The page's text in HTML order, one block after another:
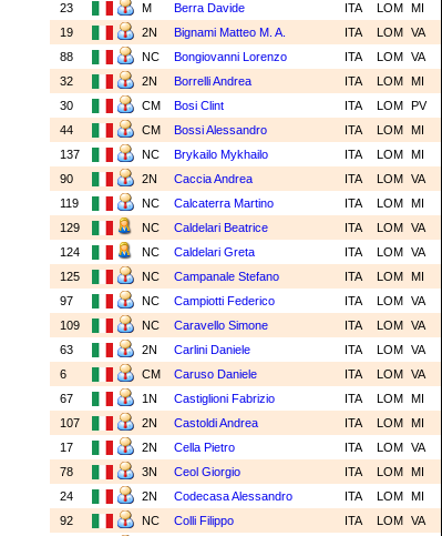
23
M Berra Davide ITA LOM MI
19
2N Bignami Matteo M. A. ITA LOM VA
88
NC Bongiovanni Lorenzo ITA LOM VA
32
2N Borrelli Andrea ITA LOM MI
30
CM Bosi Clint ITA LOM PV
44
CM Bossi Alessandro ITA LOM MI
137
NC Brykailo Mykhailo ITA LOM MI
90
2N Caccia Andrea ITA LOM VA
119
NC Calcaterra Martino ITA LOM MI
129
NC Caldelari Beatrice ITA LOM VA
124
NC Caldelari Greta ITA LOM VA
125
NC Campanale Stefano ITA LOM MI
97
NC Campiotti Federico ITA LOM VA
109
NC Caravello Simone ITA LOM VA
63
2N Carlini Daniele ITA LOM VA
6
CM Caruso Daniele ITA LOM VA
67
1N Castiglioni Fabrizio ITA LOM MI
107
2N Castoldi Andrea ITA LOM MI
17
2N Cella Pietro ITA LOM VA
78
3N Ceol Giorgio ITA LOM MI
24
2N Codecasa Alessandro ITA LOM MI
92
NC Colli Filippo ITA LOM VA